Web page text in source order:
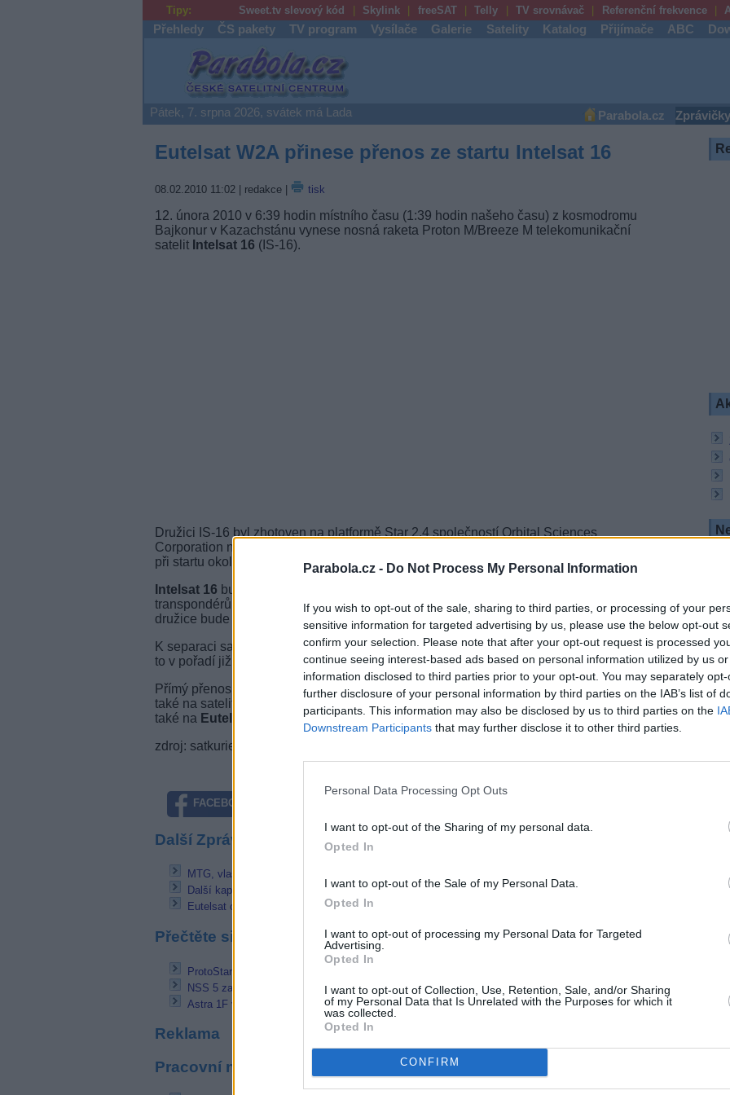
Parabola.cz - Do Not Process My Personal Information
If you wish to opt-out of the sale, sharing to third parties, or processing of your
sensitive information for targeted advertising by us, please use the below opt-out
confirm your selection. Please note that after your opt-out request is processed
continue seeing interest-based ads based on personal information utilized by us
information disclosed to third parties prior to your opt-out. You may separately
further disclosure of your personal information by third parties on the IAB’s list of
participants. This information may also be disclosed by us to third parties on the
Downstream Participants that may further disclose it to other third parties.
Personal Data Processing Opt Outs
I want to opt-out of the Sharing of my personal data.
Opted In
I want to opt-out of the Sale of my Personal Data.
Opted In
I want to opt-out of processing my Personal Data for Targeted
Advertising.
Opted In
I want to opt-out of Collection, Use, Retention, Sale, and/or Sharing
of my Personal Data that Is Unrelated with the Purposes for which it
was collected.
Opted In
CONFIRM
Tipy: Sweet.tv slevový kód Skylink freeSAT Telly TV srovnávač Referenční frekvence
Přehledy ČS pakety TV program Vysílače Galerie Satelity Katalog Přijímače ABC
Parabola.cz
Pátek, 7. srpna 2026, svátek má Lada Parabola.cz Zprávičky
Eutelsat W2A přinese přenos ze startu Intelsat 16
08.02.2010 11:02| redakce | tisk
12. února 2010 v 6:39 hodin místního času (1:39 hodin našeho času) z kosmodromu
Bajkonur v Kazachstánu vynese nosná raketa Proton M/Breeze M telekomunikační
satelit Intelsat 16 (IS-16).
Družici IS-16 byl zhotoven na platformě Star 2.4 společností Orbital Sciences
Corporation na základě objednávky satelitního operátora Intelsat. Družice s hmotností
při startu okolo 2057 kg bude vynesen ze startovací pozice číslo 39.
Intelsat 16 bude pracovat na orbitální pozici 58°W po dobu 16 let. Celkem 24
transpondérů v Ku pásmu bude určeno pro potřeby HD platformy Sky Mexico. Kapacitu
družice bude využívat také Sky Brazil.
K separaci satelitu od nosné rakety dojde po 9 hodinách a 34 minutách od startu. Bude
to v pořadí již šestý satelit Intelsatu vynesený ILS.
Přímý přenos bude možné sledovat na internetových stránkách www.ilslaunch.com a
také na satelitu
(22°W), na kmitočtu 11,653 GHz, pol. H, SR 5632, FEC 3/4 a
také na Eutelsat W2A 10°E), freq. 11,670 GHz, pol. H, SR 5632, FEC 3/4.
zdroj: satkurier.pl
FACEBOOK
Další Zprávičky
MTG, vlastník české Primy, vstoupil do pay-tv Raduga TV
Další kapacita Canal Digitaal pro HDTV
Eutelsat odpojil televizi Aden Channel
Přečtěte si také
ProtoStar 1 jako Intelsat 25 míří na pozici 31,5W
NSS 5 zahájil provoz na pozici 4,95E
Astra 1F v provozu na nové pozici - 51E
Reklama
Pracovní nabídky